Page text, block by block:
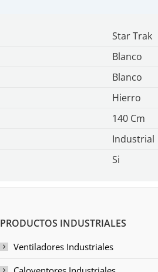
Star Trak
Blanco
Blanco
Hierro
140 Cm
Industrial
Si
PRODUCTOS INDUSTRIALES
Ventiladores Industriales